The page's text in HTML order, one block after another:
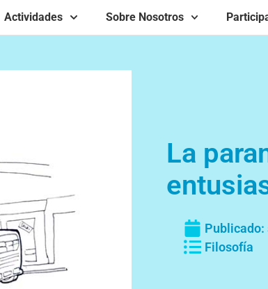
Actividades Sobre Nosotros
La
Publicado:
Filosofía